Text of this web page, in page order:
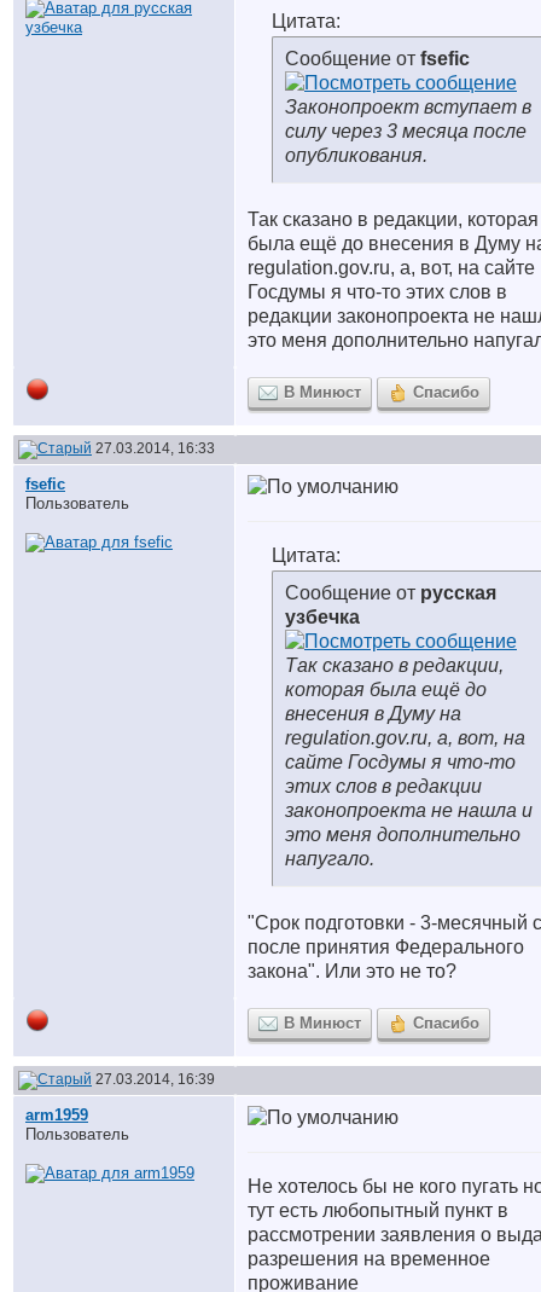
Цитата:
Сообщение от fsefic
Законопроект вступает в
силу через 3 месяца после
опубликования.
Так сказано в редакции, которая
была ещё до внесения в Думу
regulation.gov.ru, а, вот, на сайте
Госдумы я что-то этих слов в
редакции законопроекта не
это меня дополнительно
В Минюст Спасибо
27.03.2014, 16:33
fsefic
Пользователь
Цитата:
Сообщение от русская
узбечка
Так сказано в редакции,
которая была ещё до
внесения в Думу на
regulation.gov.ru, а, вот, на
сайте Госдумы я что-то
этих слов в редакции
законопроекта не нашла и
это меня дополнительно
напугало.
"Срок подготовки - 3-месячный
после принятия Федерального
закона". Или это не то?
В Минюст Спасибо
27.03.2014, 16:39
arm1959
Пользователь
Не хотелось бы не кого пугать
тут есть любопытный пункт в
рассмотрении заявления о
разрешения на временное
проживание